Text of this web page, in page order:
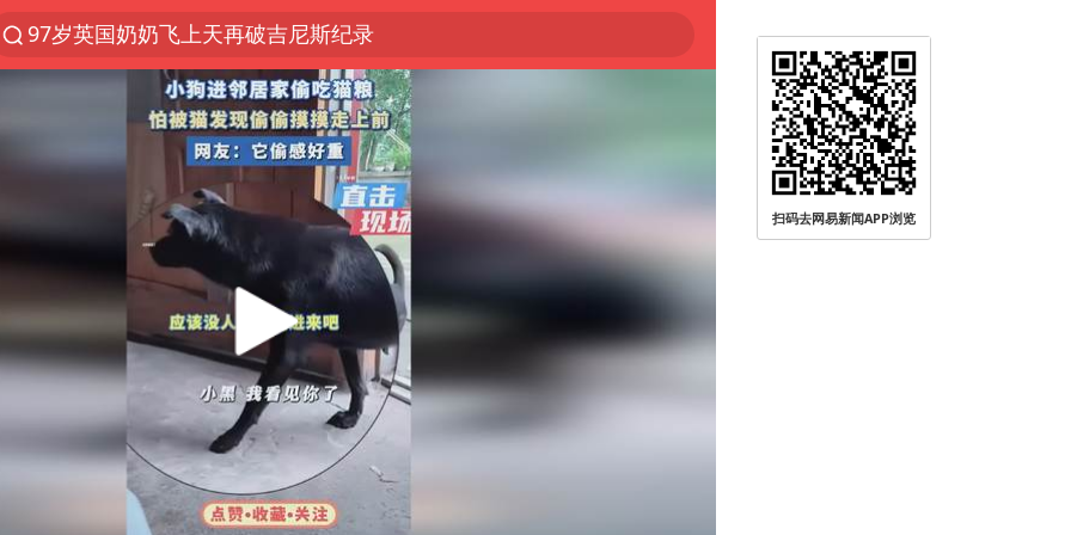
97岁英国奶奶飞上天再破吉尼斯纪录
夜幕落下 运动上场
汪峰阻止14岁女儿买大牌
泸溪河：桃酥吃出金属牙冠视频不实
27岁女子组织卖淫集团被悬赏通缉
美国将对多晶硅衍生品加征15%关税
泰国校园枪击案死亡人数升至7人
火把节震撼瞬间
公司“上四休三”但要降薪1000元
泰高官回应中国人在泰遭歧视：全面调查
改名后的“青海拉面”店
扫码去网易新闻APP浏览